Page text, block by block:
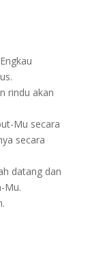
rindu akan
Mu secara
secara
datang dan
Mu.